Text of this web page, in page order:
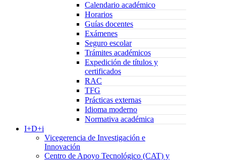
Calendario académico
Horarios
Guías docentes
Exámenes
Seguro escolar
Trámites académicos
Expedición de títulos y
certificados
RAC
TFG
Prácticas externas
Idioma moderno
Normativa académica
I+D+i
Vicegerencia de Investigación e
Innovación
Centro de Apoyo Tecnológico (CAT) y